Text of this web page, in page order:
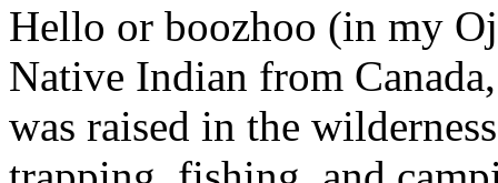
Hello or boozhoo (in my
Native Indian from
was raised in the